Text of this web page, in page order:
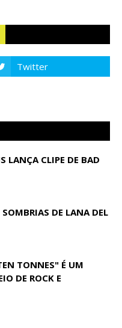
LANÇA CLIPE DE BAD
DE LANA DEL
TONNES" É UM
DE ROCK E